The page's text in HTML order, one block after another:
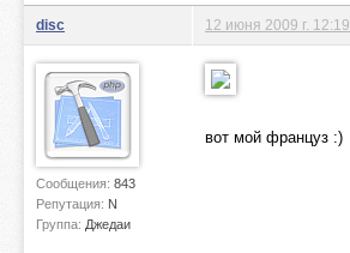
disc
Сообщения: 843
Репутация: N
Группа: Джедаи
12 июня 2009 г. 12:19
вот мой француз :)